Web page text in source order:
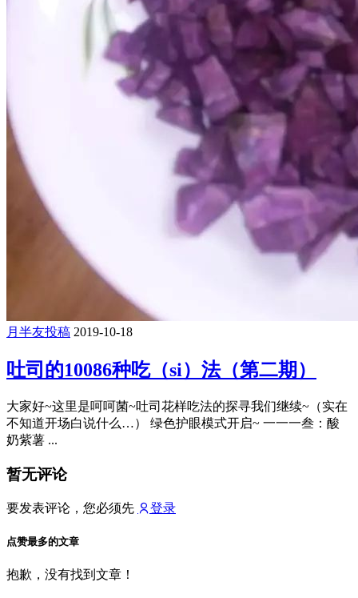
月半友投稿 2019-10-18
吐司的10086种吃（si）法（第二期）
大家好~这里是呵呵菌~吐司花样吃法的探寻我们继续~（实在
不知道开场白说什么…） 绿色护眼模式开启~ 一一一叁：酸
奶紫薯 ...
暂无评论
要发表评论，您必须先 登录
点赞最多的文章
抱歉，没有找到文章！